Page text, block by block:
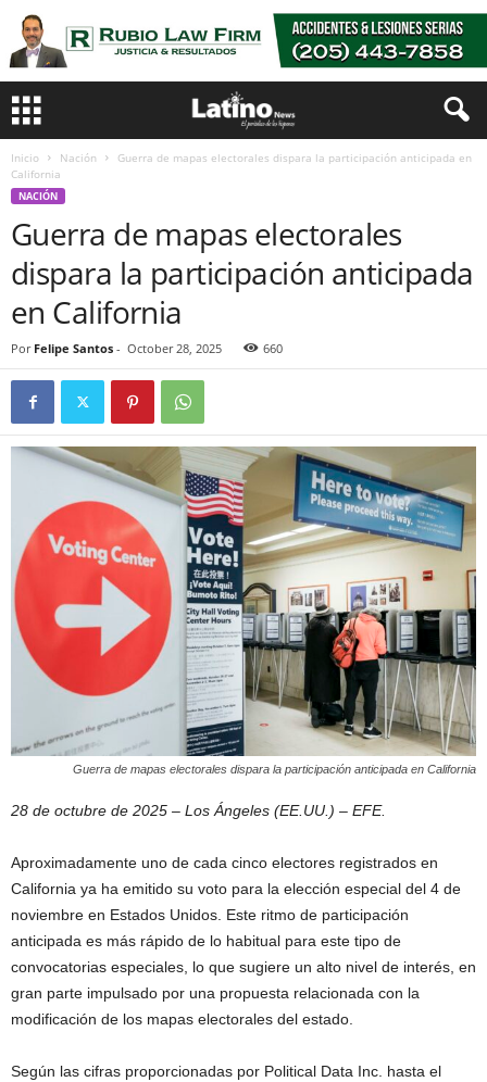
Inicio Nación
Guerra de mapas electorales dispara la participación anticipada en
California
NACIÓN
Guerra de mapas electorales
dispara la participación anticipada
en California
Por Felipe Santos - October 28, 2025 660
Guerra de mapas electorales dispara la participación anticipada en California
28 de octubre de 2025 – Los Ángeles (EE.UU.) – EFE.
Aproximadamente uno de cada cinco electores registrados en
California ya ha emitido su voto para la elección especial del 4 de
noviembre en Estados Unidos. Este ritmo de participación
anticipada es más rápido de lo habitual para este tipo de
convocatorias especiales, lo que sugiere un alto nivel de interés, en
gran parte impulsado por una propuesta relacionada con la
modificación de los mapas electorales del estado.
Según las cifras proporcionadas por Political Data Inc. hasta el